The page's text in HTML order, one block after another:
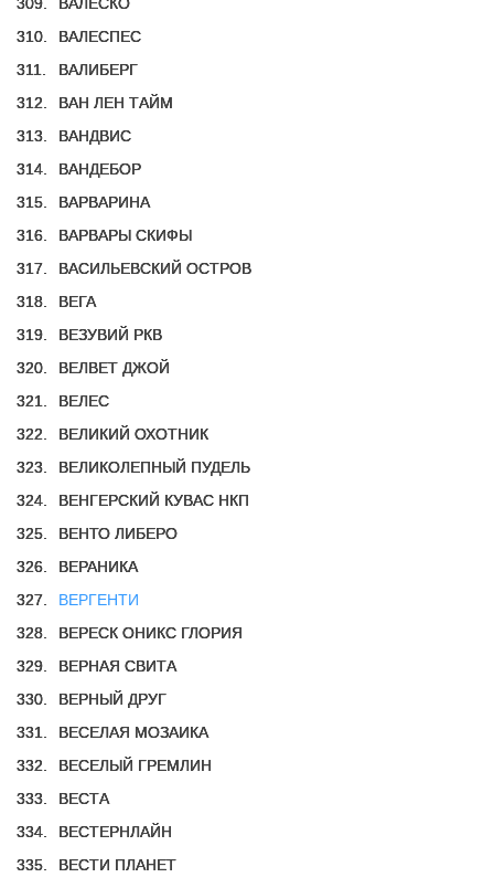
310.
ВАЛЕСПЕС
311.
ВАЛИБЕРГ
312.
ВАН ЛЕН ТАЙМ
313.
ВАНДВИС
314.
ВАНДЕБОР
315.
ВАРВАРИНА
316.
ВАРВАРЫ СКИФЫ
317.
ВАСИЛЬЕВСКИЙ ОСТРОВ
318.
ВЕГА
319.
ВЕЗУВИЙ РКВ
320.
ВЕЛВЕТ ДЖОЙ
321.
ВЕЛЕС
322.
ВЕЛИКИЙ ОХОТНИК
323.
ВЕЛИКОЛЕПНЫЙ ПУДЕЛЬ
324.
ВЕНГЕРСКИЙ КУВАС НКП
325.
ВЕНТО ЛИБЕРО
326.
ВЕРАНИКА
327.
ВЕРГЕНТИ
328.
ВЕРЕСК ОНИКС ГЛОРИЯ
329.
ВЕРНАЯ СВИТА
330.
ВЕРНЫЙ ДРУГ
331.
ВЕСЕЛАЯ МОЗАИКА
332.
ВЕСЕЛЫЙ ГРЕМЛИН
333.
ВЕСТА
334.
ВЕСТЕРНЛАЙН
335.
ВЕСТИ ПЛАНЕТ